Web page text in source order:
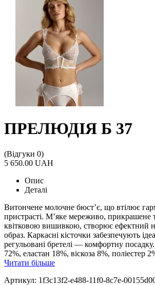
ПРЕЛЮДІЯ Б 37
(Відгуки 0)
5 650.00 UAH
Опис
Деталі
Витончене молочне бюст’є, що втілює
пристрасті. М’яке мереживо, прикрашене
квітковою вишивкою, створює ефектний
образ. Каркасні кісточки забезпечують
регульовані бретелі — комфортну
72%, еластан 18%, віскоза 8%, поліестер
Читати більше
Артикул: 1f3c13f2-e488-11f0-8c7e-